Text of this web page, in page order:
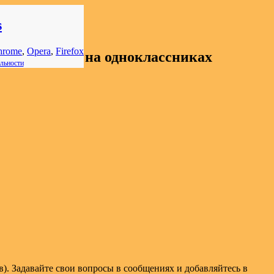
, Opera, Firefox
подарки на одноклассниках
свои вопросы в сообщениях и добавляйтесь в